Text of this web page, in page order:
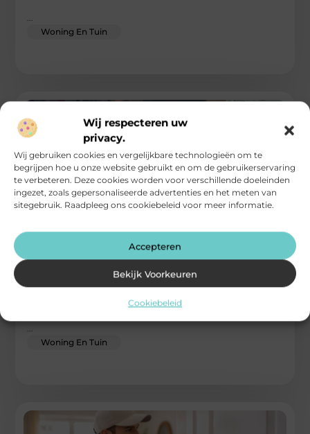
Wij respecteren uw
privacy.
Wij gebruiken cookies en vergelijkbare technologieën om te
begrijpen hoe u onze website gebruikt en om de gebruikerservaring
te verbeteren. Deze cookies worden voor verschillende doeleinden
ingezet, zoals gepersonaliseerde advertenties en het meten van
sitegebruik. Raadpleeg ons cookiebeleid voor meer informatie.
Accepteren
Bekijk Voorkeuren
Cookiebeleid
Woning En Tuin
Riool ontstoppen in Hoofddorp: snel van je
wegloopt, een toilet dat overstroomt of een nare rioollucht in
Woning En Tuin